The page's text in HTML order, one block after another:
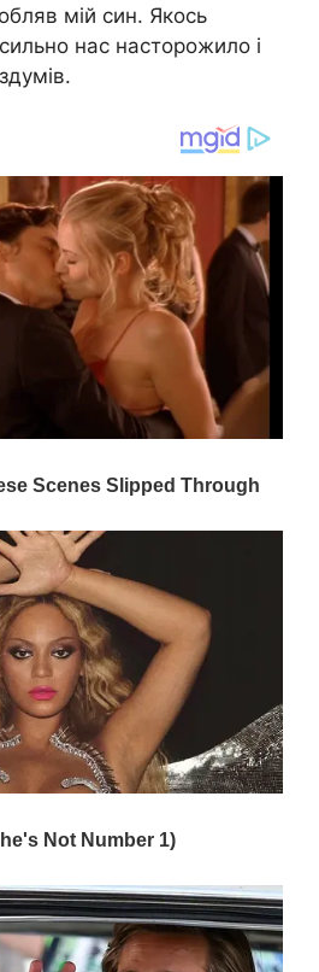
мій син. Якось
нас насторожило і